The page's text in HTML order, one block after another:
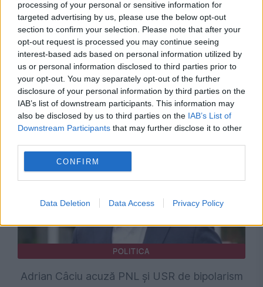
processing of your personal or sensitive information for
targeted advertising by us, please use the below opt-out
section to confirm your selection. Please note that after your
opt-out request is processed you may continue seeing
interest-based ads based on personal information utilized by
us or personal information disclosed to third parties prior to
your opt-out. You may separately opt-out of the further
disclosure of your personal information by third parties on the
IAB’s list of downstream participants. This information may
also be disclosed by us to third parties on the IAB’s List of
Downstream Participants that may further disclose it to other
CONFIRM
Data Deletion Data Access Privacy Policy
POLITICA
Adevărul despre PNRR. USR a conceput
jaloanele prost trasate. PNL și PSD, eforturi
de gestionare și schimbare
POLITICA
Adrian Câciu acuză PNL și USR de bipolarism